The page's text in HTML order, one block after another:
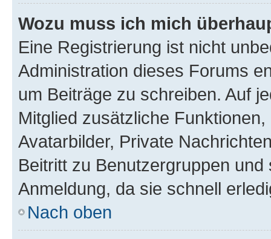
Wozu muss ich mich
Eine Registrierung ist nicht
Administration dieses Forums
um Beiträge zu schreiben. Auf
Mitglied zusätzliche
Avatarbilder, Private
Beitritt zu Benutzergruppen
Anmeldung, da sie schnell
Nach oben